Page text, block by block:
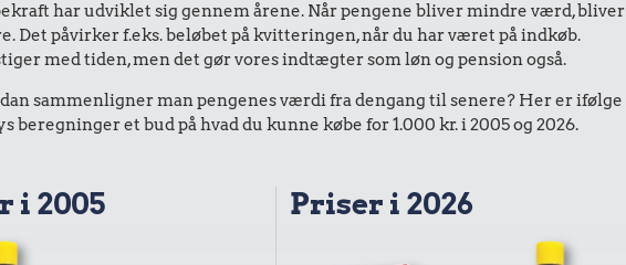
har udviklet sig gennem årene. Når pengene bliver mindre værd, bliver
Det påvirker f.eks. beløbet på kvitteringen, når du har været på indkøb.
med tiden, men det gør vores indtægter som løn og pension også.
sammenligner man pengenes værdi fra dengang til senere? Her er ifølge
beregninger et bud på hvad du kunne købe for 1.000 kr. i 2005 og 2026.
i 2005 Priser i 2026